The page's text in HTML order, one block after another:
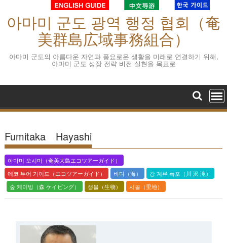
t
아마미 군도 광역 행정 협회（奄
美群島広域事務組合）
아마미 군도의 아름다운 자연과 풍요로운 생활을 미래로 연결하기 위해,
아마미 군도 성장 전략 비전 실현을 목표로
Fumitaka Hayashi
아마미 오시마（奄美大島エコツアーガイド）
에코 투어 가이드（エコツアーガイド）
바다（海）
강 계류 폭포（川 沢 滝）
숲 케이빙（森 ケイビング）
생물（生物） 시골（里地）